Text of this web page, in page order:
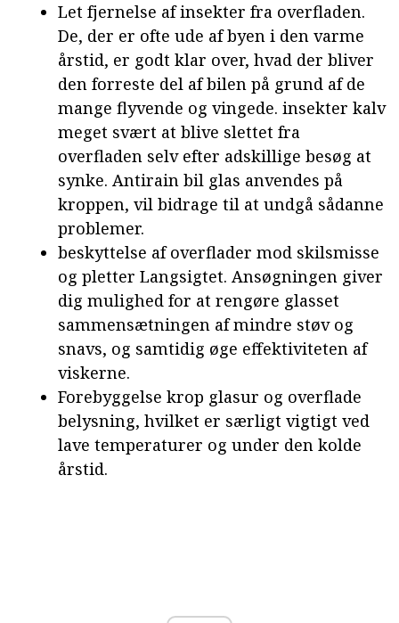
Let fjernelse af insekter fra overfladen.
De, der er ofte ude af byen i den varme
årstid, er godt klar over, hvad der bliver
den forreste del af bilen på grund af de
mange flyvende og vingede. insekter kalv
meget svært at blive slettet fra
overfladen selv efter adskillige besøg at
synke. Antirain bil glas anvendes på
kroppen, vil bidrage til at undgå sådanne
problemer.
beskyttelse af overflader mod skilsmisse
og pletter Langsigtet. Ansøgningen giver
dig mulighed for at rengøre glasset
sammensætningen af mindre støv og
snavs, og samtidig øge effektiviteten af
viskerne.
Forebyggelse krop glasur og overflade
belysning, hvilket er særligt vigtigt ved
lave temperaturer og under den kolde
årstid.